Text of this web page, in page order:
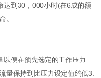
达到30，000小时(在6成的额
。
以便在预先选定的工作压力
量保持到比压力设定值约低3.